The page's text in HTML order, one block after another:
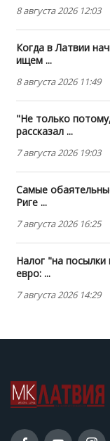
8 августа 2026 12:03
Когда в Латвии
ищем ...
8 августа 2026 11:49
"Не только
рассказал ...
7 августа 2026 19:03
Самые
Риге ...
7 августа 2026 16:25
Налог "на посылки
евро: ...
7 августа 2026 14:29